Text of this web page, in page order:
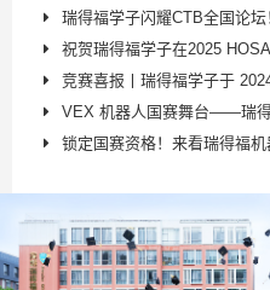
瑞得福学子闪耀CTB全国论坛
祝贺瑞得福学子在2025
竞赛喜报丨瑞得福学子于 2024
VEX 机器人国赛舞台——瑞得
锁定国赛资格！来看瑞得福机器人社